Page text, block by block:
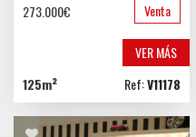
273.000€ Venta
VER MÁS
125m²
Ref:V11178